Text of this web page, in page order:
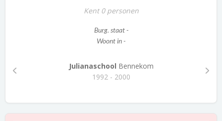
Kent 0 personen
Burg. staat -
Woont in -
Julianaschool Bennekom
1992 - 2000